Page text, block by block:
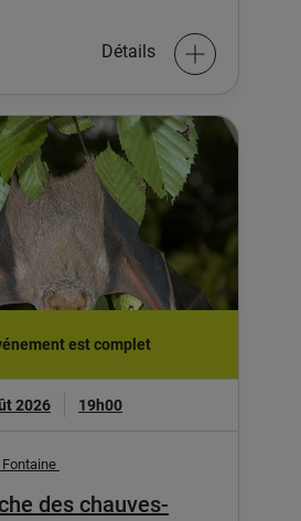
Détails
est complet
2026 19h00
des chauves-